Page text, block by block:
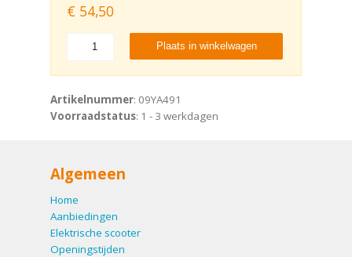
€ 54,50
Plaats in winkelwagen
Artikelnummer: 09YA491
Voorraadstatus: 1 - 3 werkdagen
Algemeen
Home
Aanbiedingen
Elektrische scooter
Openingstijden